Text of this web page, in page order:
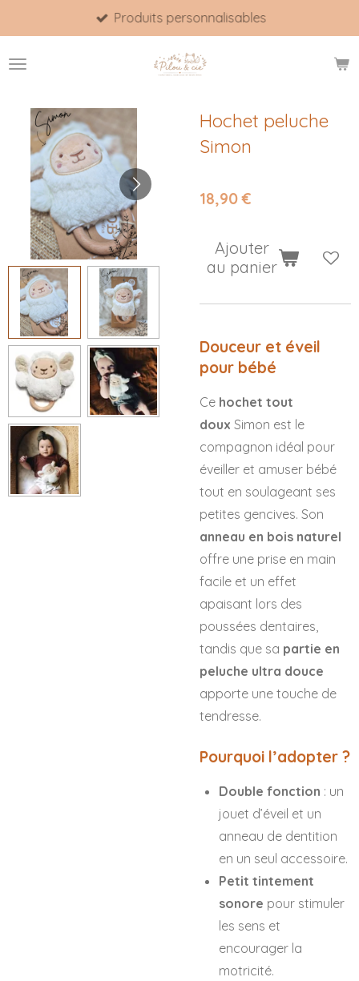
au
contenu
Produits personnalisables
Hochet peluche
Simon
18,90 €
Ajouter
au panier
Douceur et éveil
pour bébé
Ce hochet tout
doux Simon est le
compagnon idéal pour
éveiller et amuser bébé
tout en soulageant ses
petites gencives. Son
anneau en bois naturel
offre une prise en main
facile et un effet
apaisant lors des
poussées dentaires,
tandis que sa partie en
peluche ultra douce
apporte une touche de
tendresse.
Pourquoi l’adopter ?
Double fonction : un
jouet d’éveil et un
anneau de dentition
en un seul accessoire.
Petit tintement
sonore pour stimuler
les sens et
encourager la
motricité.